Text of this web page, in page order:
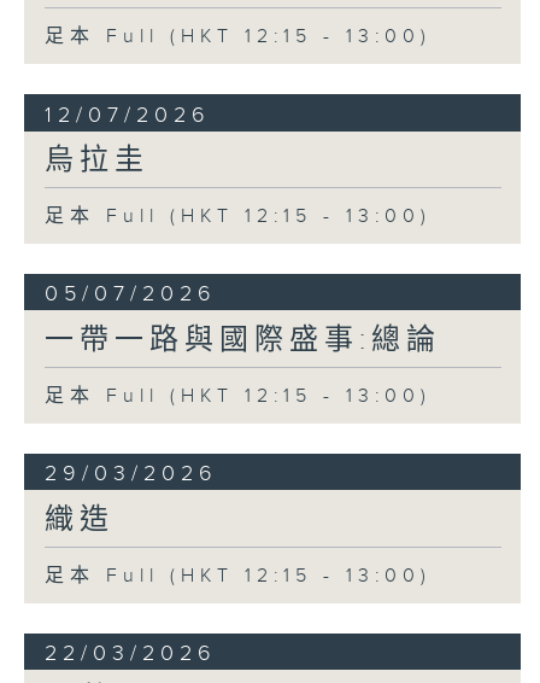
足本 Full (HKT 12:15 - 13:00)
12/07/2026
烏拉圭
足本 Full (HKT 12:15 - 13:00)
05/07/2026
一帶一路與國際盛事:總論
足本 Full (HKT 12:15 - 13:00)
29/03/2026
織造
足本 Full (HKT 12:15 - 13:00)
22/03/2026